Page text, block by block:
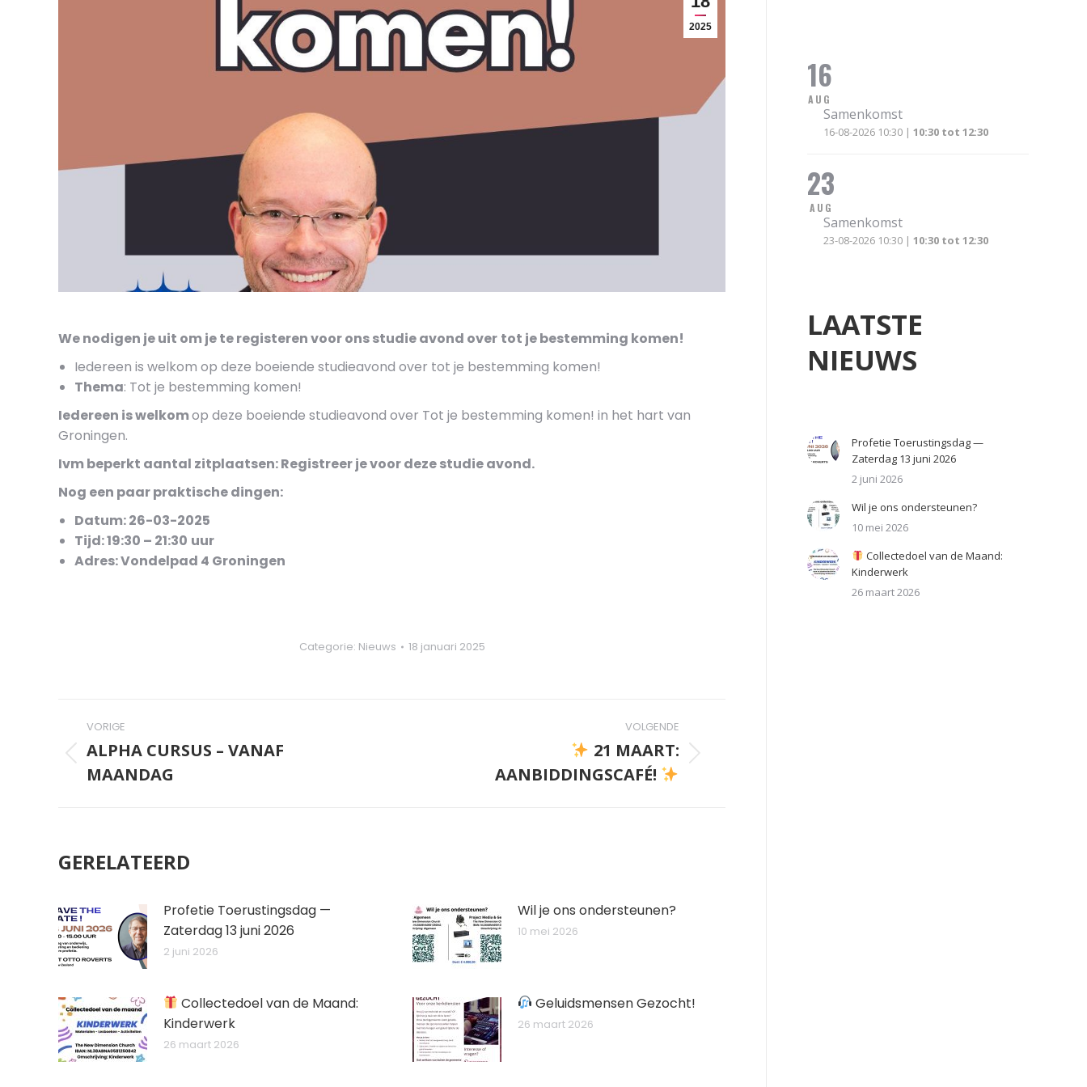
2025
We nodigen je uit om je te registeren voor ons studie avond over tot je bestemming komen!
Iedereen is welkom op deze boeiende studieavond over tot je bestemming komen!
Thema: Tot je bestemming komen!
Iedereen is welkomop deze boeiende studieavond over Tot je bestemming komen! in het hart van
Groningen.
Ivm beperkt aantal zitplaatsen: Registreer je voor deze studie avond.
Nog een paar praktische dingen:
Datum: 26-03-2025
Tijd: 19:30 – 21:30 uur
Adres: Vondelpad 4 Groningen
Categorie: Nieuws 18 januari 2025
BERICHT
NAVIGATIE
VORIGE
Vorig
bericht
ALPHA CURSUS – VANAF
MAANDAG
VOLGENDE
21 MAART:
AANBIDDINGSCAFÉ!
GERELATEERD
Profetie Toerustingsdag —
Zaterdag 13 juni 2026
2 juni 2026
Wil je ons ondersteunen?
10 mei 2026
Collectedoel van de Maand:
Kinderwerk
26 maart 2026
Geluidsmensen Gezocht!
26 maart 2026
16
AUG
Samenkomst
16-08-2026 10:30 | 10:30 tot 12:30
23
AUG
Samenkomst
23-08-2026 10:30 | 10:30 tot 12:30
LAATSTE
NIEUWS
Profetie Toerustingsdag —
Zaterdag 13 juni 2026
2 juni 2026
Wil je ons ondersteunen?
10 mei 2026
Collectedoel van de Maand:
Kinderwerk
26 maart 2026